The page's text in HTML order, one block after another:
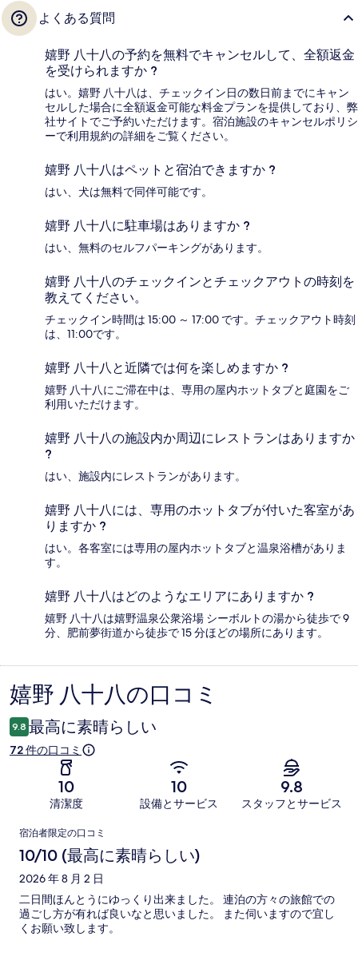
よくある質問
嬉野 八十八の予約を無料でキャンセルして、全額返金
を受けられますか ?
はい。嬉野 八十八は、チェックイン日の数日前までにキャン
セルした場合に全額返金可能な料金プランを提供しており、弊
社サイトでご予約いただけます。宿泊施設のキャンセルポリシ
ーで利用規約の詳細をご覧ください。
嬉野 八十八はペットと宿泊できますか ?
はい、犬は無料で同伴可能です。
嬉野 八十八に駐車場はありますか ?
はい、無料のセルフパーキングがあります。
嬉野 八十八のチェックインとチェックアウトの時刻を
教えてください。
チェックイン時間は 15:00 ～ 17:00 です。チェックアウト時刻
は、11:00です。
嬉野 八十八と近隣では何を楽しめますか ?
嬉野 八十八にご滞在中は、専用の屋内ホットタブと庭園をご
利用いただけます。
嬉野 八十八の施設内か周辺にレストランはありますか
?
はい、施設内にレストランがあります。
嬉野 八十八には、専用のホットタブが付いた客室があ
りますか ?
はい。各客室には専用の屋内ホットタブと温泉浴槽がありま
す。
嬉野 八十八はどのようなエリアにありますか ?
嬉野 八十八は嬉野温泉公衆浴場 シーボルトの湯から徒歩で 9
分、肥前夢街道から徒歩で 15 分ほどの場所にあります。
口
コ
ミ
嬉野 八十八の口コミ
9.8 最高に素晴らしい
72 件の口コミ
10
清潔度
10
設備とサービス
9.8
スタッフとサービス
口
コ
ミ
宿泊者限定の口コミ
10/10 (最高に素晴らしい)
2026 年 8 月 2 日
二日間ほんとうにゆっくり出来ました。 連泊の方々の旅館での
過ごし方が有れば良いなと思いました。 また伺いますので宜し
くお願い致します。